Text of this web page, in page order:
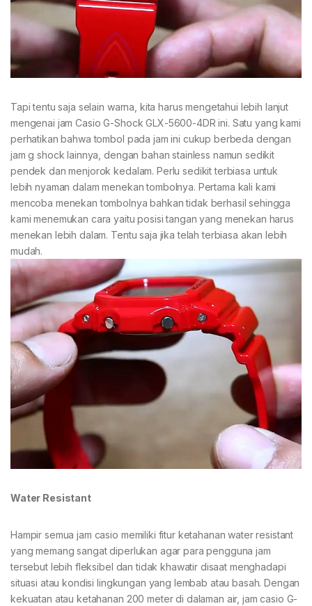
Tapi tentu saja selain warna, kita harus mengetahui lebih lanjut
mengenai jam Casio G-Shock GLX-5600-4DR ini. Satu yang kami
perhatikan bahwa tombol pada jam ini cukup berbeda dengan
jam g shock lainnya, dengan bahan stainless namun sedikit
pendek dan menjorok kedalam. Perlu sedikit terbiasa untuk
lebih nyaman dalam menekan tombolnya. Pertama kali kami
mencoba menekan tombolnya bahkan tidak berhasil sehingga
kami menemukan cara yaitu posisi tangan yang menekan harus
menekan lebih dalam. Tentu saja jika telah terbiasa akan lebih
mudah.
Water Resistant
Hampir semua jam casio memiliki fitur ketahanan water resistant
yang memang sangat diperlukan agar para pengguna jam
tersebut lebih fleksibel dan tidak khawatir disaat menghadapi
situasi atau kondisi lingkungan yang lembab atau basah. Dengan
kekuatan atau ketahanan 200 meter di dalaman air, jam casio G-